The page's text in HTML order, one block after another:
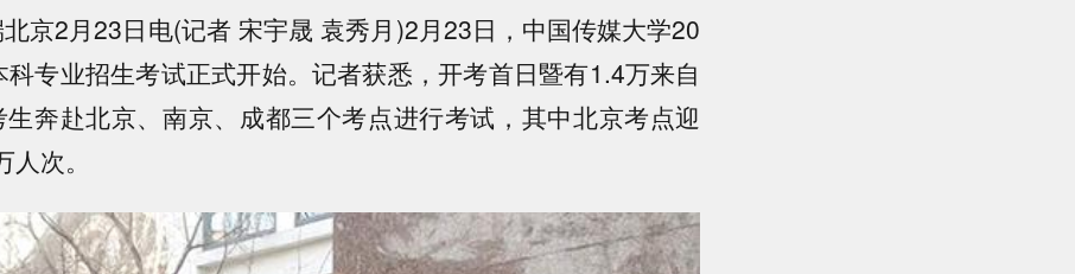
京2月23日电(记者 宋宇晟 袁秀月)2月23日，中国传媒大学20
科专业招生考试正式开始。记者获悉，开考首日暨有1.4万来自
奔赴北京、南京、成都三个考点进行考试，其中北京考点迎
次。